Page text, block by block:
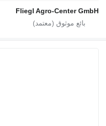
Fliegl Agro-Center